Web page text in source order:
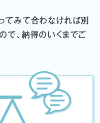
てみて合わなければ別
で、納得のいくまでご